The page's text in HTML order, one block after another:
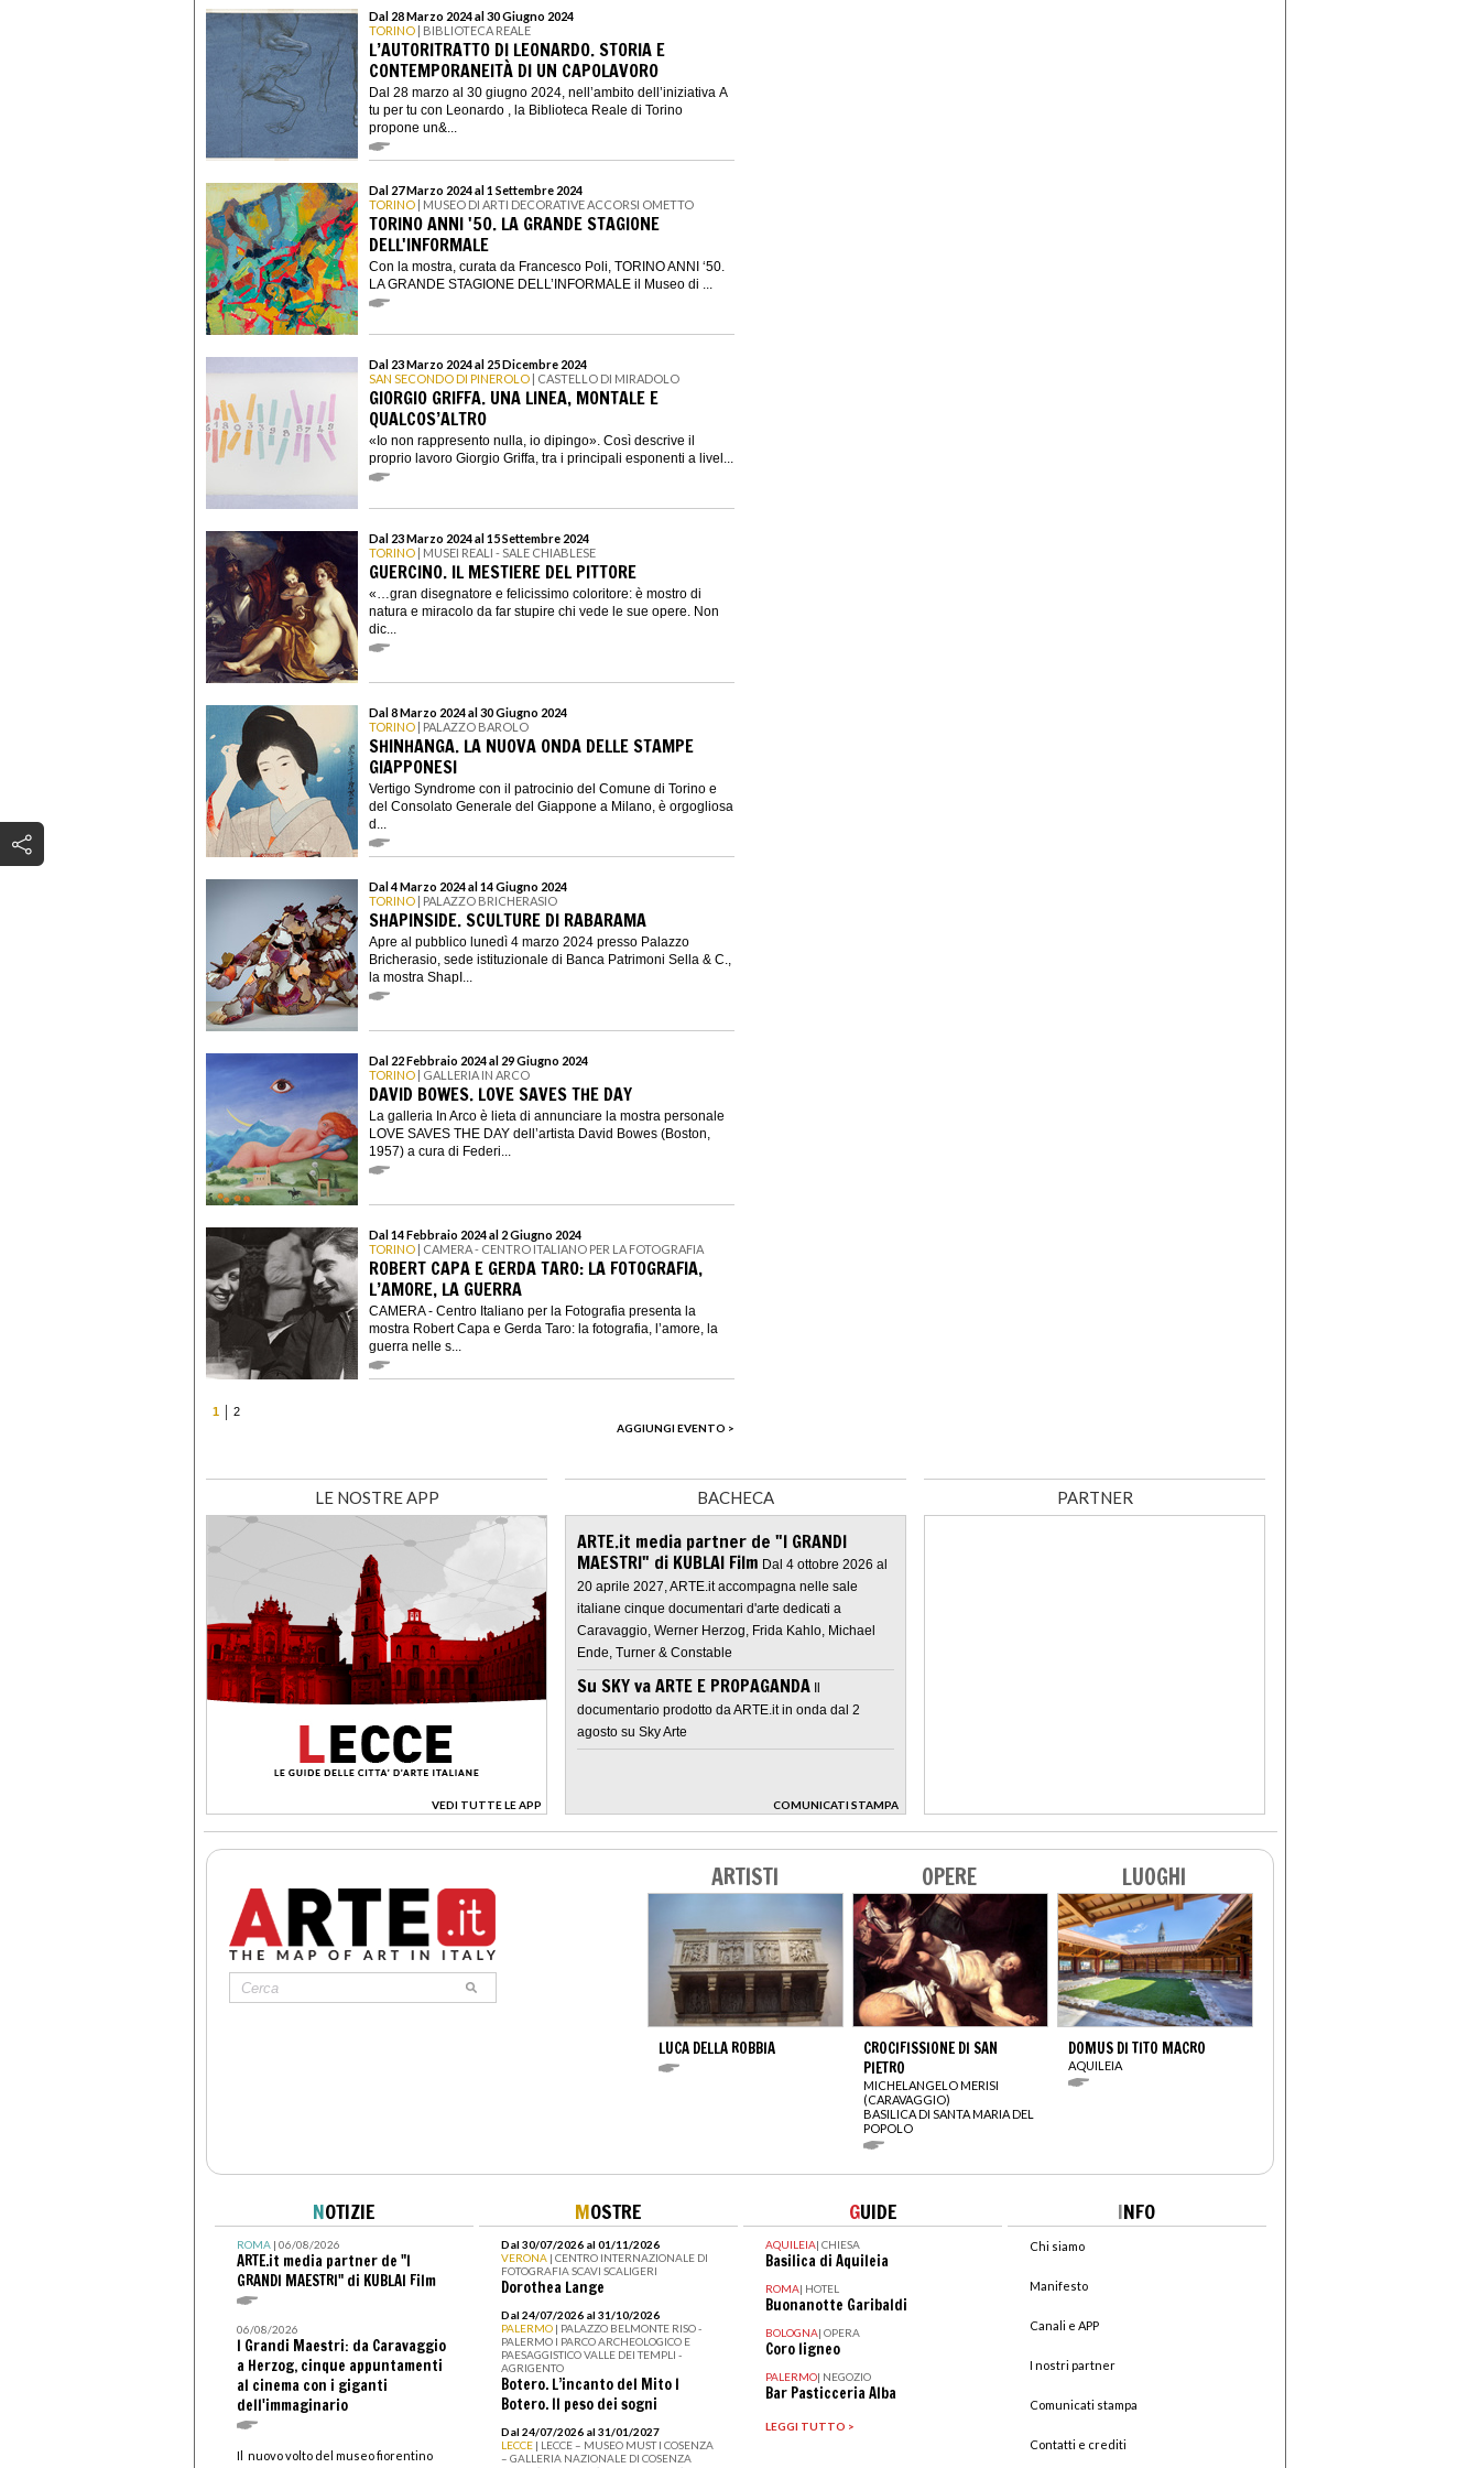
Dal 28 Marzo 2024 al 30 Giugno 2024
TORINO | BIBLIOTECA REALE
L’AUTORITRATTO DI LEONARDO. STORIA E
CONTEMPORANEITÀ DI UN CAPOLAVORO
Dal 28 marzo al 30 giugno 2024, nell’ambito dell’iniziativa A
tu per tu con Leonardo , la Biblioteca Reale di Torino
propone un&...
Dal 27 Marzo 2024 al 1 Settembre 2024
TORINO | MUSEO DI ARTI DECORATIVE ACCORSI OMETTO
TORINO ANNI '50. LA GRANDE STAGIONE
DELL'INFORMALE
Con la mostra, curata da Francesco Poli, TORINO ANNI ‘50.
LA GRANDE STAGIONE DELL’INFORMALE il Museo di ...
Dal 23 Marzo 2024 al 25 Dicembre 2024
SAN SECONDO DI PINEROLO | CASTELLO DI MIRADOLO
GIORGIO GRIFFA. UNA LINEA, MONTALE E
QUALCOS’ALTRO
«Io non rappresento nulla, io dipingo». Così descrive il
proprio lavoro Giorgio Griffa, tra i principali esponenti a livel...
Dal 23 Marzo 2024 al 15 Settembre 2024
TORINO | MUSEI REALI - SALE CHIABLESE
GUERCINO. IL MESTIERE DEL PITTORE
«…gran disegnatore e felicissimo coloritore: è mostro di
natura e miracolo da far stupire chi vede le sue opere. Non
dic...
Dal 8 Marzo 2024 al 30 Giugno 2024
TORINO | PALAZZO BAROLO
SHINHANGA. LA NUOVA ONDA DELLE STAMPE
GIAPPONESI
Vertigo Syndrome con il patrocinio del Comune di Torino e
del Consolato Generale del Giappone a Milano, è orgogliosa
d...
Dal 4 Marzo 2024 al 14 Giugno 2024
TORINO | PALAZZO BRICHERASIO
SHAPINSIDE. SCULTURE DI RABARAMA
Apre al pubblico lunedì 4 marzo 2024 presso Palazzo
Bricherasio, sede istituzionale di Banca Patrimoni Sella & C.,
la mostra ShapI...
Dal 22 Febbraio 2024 al 29 Giugno 2024
TORINO | GALLERIA IN ARCO
DAVID BOWES. LOVE SAVES THE DAY
La galleria In Arco è lieta di annunciare la mostra personale
LOVE SAVES THE DAY dell’artista David Bowes (Boston,
1957) a cura di Federi...
Dal 14 Febbraio 2024 al 2 Giugno 2024
TORINO | CAMERA - CENTRO ITALIANO PER LA FOTOGRAFIA
ROBERT CAPA E GERDA TARO: LA FOTOGRAFIA,
L’AMORE, LA GUERRA
CAMERA - Centro Italiano per la Fotografia presenta la
mostra Robert Capa e Gerda Taro: la fotografia, l’amore, la
guerra nelle s...
1
2
AGGIUNGI EVENTO >
LE NOSTRE APP
VEDI TUTTE LE APP
>
BACHECA
ARTE.it media partner de "I GRANDI
MAESTRI" di KUBLAI Film Dal 4 ottobre 2026 al
20 aprile 2027, ARTE.it accompagna nelle sale
italiane cinque documentari d'arte dedicati a
Caravaggio, Werner Herzog, Frida Kahlo, Michael
Ende, Turner & Constable
Su SKY va ARTE E PROPAGANDA
documentario prodotto da ARTE.it in onda dal 2
agosto su Sky Arte
COMUNICATI STAMPA
>
PARTNER
ARTISTI
LUCA DELLA ROBBIA
OPERE
CROCIFISSIONE DI SAN
PIETRO
MICHELANGELO MERISI
(CARAVAGGIO)
BASILICA DI SANTA MARIA DEL
POPOLO
LUOGHI
DOMUS DI TITO MACRO
AQUILEIA
NOTIZIE
ROMA| 06/08/2026
ARTE.it media partner de "I
GRANDI MAESTRI" di KUBLAI Film
06/08/2026
I Grandi Maestri: da Caravaggio
a Herzog, cinque appuntamenti
al cinema con i giganti
dell'immaginario
Il nuovo volto del museo fiorentino
MOSTRE
Dal 30/07/2026 al 01/11/2026
VERONA | CENTRO INTERNAZIONALE DI
FOTOGRAFIA SCAVI SCALIGERI
Dorothea Lange
Dal 24/07/2026 al 31/10/2026
PALERMO | PALAZZO BELMONTE RISO -
PALERMO I PARCO ARCHEOLOGICO E
PAESAGGISTICO VALLE DEI TEMPLI -
AGRIGENTO
Botero. L’incanto del Mito I
Botero. Il peso dei sogni
Dal 24/07/2026 al 31/01/2027
LECCE | LECCE – MUSEO MUST I COSENZA
– GALLERIA NAZIONALE DI COSENZA
GUIDE
AQUILEIA| CHIESA
Basilica di Aquileia
ROMA| HOTEL
Buonanotte Garibaldi
BOLOGNA| OPERA
Coro ligneo
PALERMO| NEGOZIO
Bar Pasticceria Alba
LEGGI TUTTO >
INFO
Chi siamo
Manifesto
Canali e APP
I nostri partner
Comunicati stampa
Contatti e crediti